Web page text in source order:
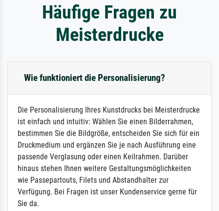
Häufige Fragen zu
Meisterdrucke
Wie funktioniert die Personalisierung?
Die Personalisierung Ihres Kunstdrucks bei Meisterdrucke
ist einfach und intuitiv: Wählen Sie einen Bilderrahmen,
bestimmen Sie die Bildgröße, entscheiden Sie sich für ein
Druckmedium und ergänzen Sie je nach Ausführung eine
passende Verglasung oder einen Keilrahmen. Darüber
hinaus stehen Ihnen weitere Gestaltungsmöglichkeiten
wie Passepartouts, Filets und Abstandhalter zur
Verfügung. Bei Fragen ist unser Kundenservice gerne für
Sie da.